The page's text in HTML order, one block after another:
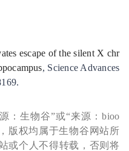
escape of the silent X chr
, Science Advances
：生物谷”或“来源：bioo
版权均属于生物谷网站所
或个人不得转载，否则将